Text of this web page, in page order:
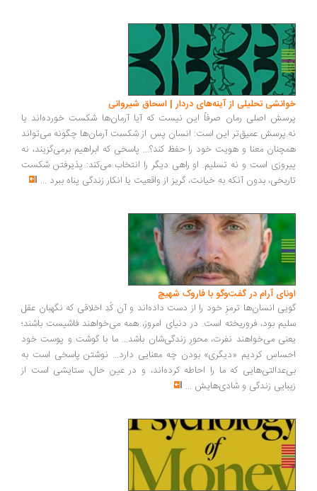
تحلیلی از آینه‌های دردار | اسحاق شیروانی
اصلی رمان صرفاً این نیست که آیا آرمان‌ها شکست خورده‌اند یا
عمیق‌تر این است: انسان پس از شکست آرمان‌ها چگونه می‌تواند
معنا و هویت خود را حفظ کند؟... پاسخی که ابراهیم برمی‌گزیند، نه
است و نه تسلیم. او راهی دیگر را انتخاب می‌کند: پذیرفتن شکست
بدون آنکه به خیانت، گریز از واقعیت یا انکار زندگی پناه ببرد...
آرام در گفت‌وگو با فاروک شهیچ‭
انسان‌ها ترمزِ خود را از دست داده‌اند و آن کُدِ اخلاقی که نگهبان عقل
بود، فروریخته است. در دنیای امروز، همه می‌خواهند فاشیست باشند؛
می‌خواهند نفرت، محورِ زندگی‌شان باشد... ما با گوشت و پوست خود
کردیم «دیگری» بودن چه معنایی دارد... نوشتن پاسخی است به
که ما را احاطه کرده‌اند، و در عین حال، ستایشی است از
زندگی و شادی‌هایش...